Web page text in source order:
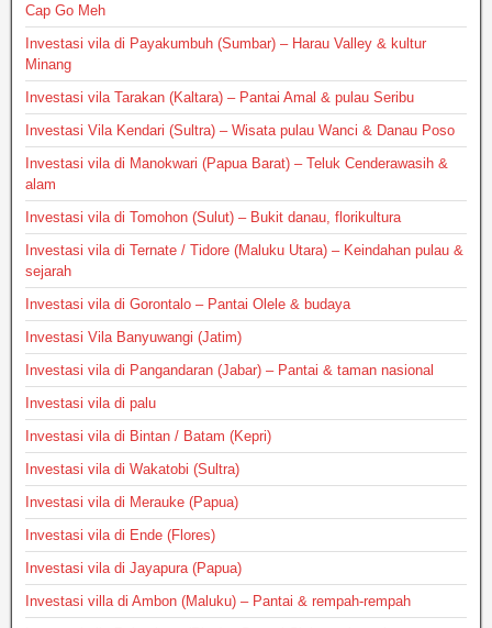
Cap Go Meh
Investasi vila di Payakumbuh (Sumbar) – Harau Valley & kultur
Minang
Investasi vila Tarakan (Kaltara) – Pantai Amal & pulau Seribu
Investasi Vila Kendari (Sultra) – Wisata pulau Wanci & Danau Poso
Investasi vila di Manokwari (Papua Barat) – Teluk Cenderawasih &
alam
Investasi vila di Tomohon (Sulut) – Bukit danau, florikultura
Investasi vila di Ternate / Tidore (Maluku Utara) – Keindahan pulau &
sejarah
Investasi vila di Gorontalo – Pantai Olele & budaya
Investasi Vila Banyuwangi (Jatim)
Investasi vila di Pangandaran (Jabar) – Pantai & taman nasional
Investasi vila di palu
Investasi vila di Bintan / Batam (Kepri)
Investasi vila di Wakatobi (Sultra)
Investasi vila di Merauke (Papua)
Investasi vila di Ende (Flores)
Investasi vila di Jayapura (Papua)
Investasi villa di Ambon (Maluku) – Pantai & rempah-rempah